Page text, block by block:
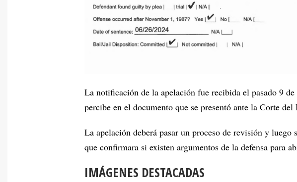
La notificación de la apelación fue recibida el pasado 9
percibe en el documento que se presentó ante la Corte
La apelación deberá pasar un proceso de revisión y luego
que confirmara si existen argumentos de la defensa para
IMÁGENES DESTACADAS